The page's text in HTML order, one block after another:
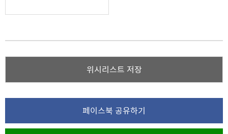
위시리스트 저장
페이스북 공유하기